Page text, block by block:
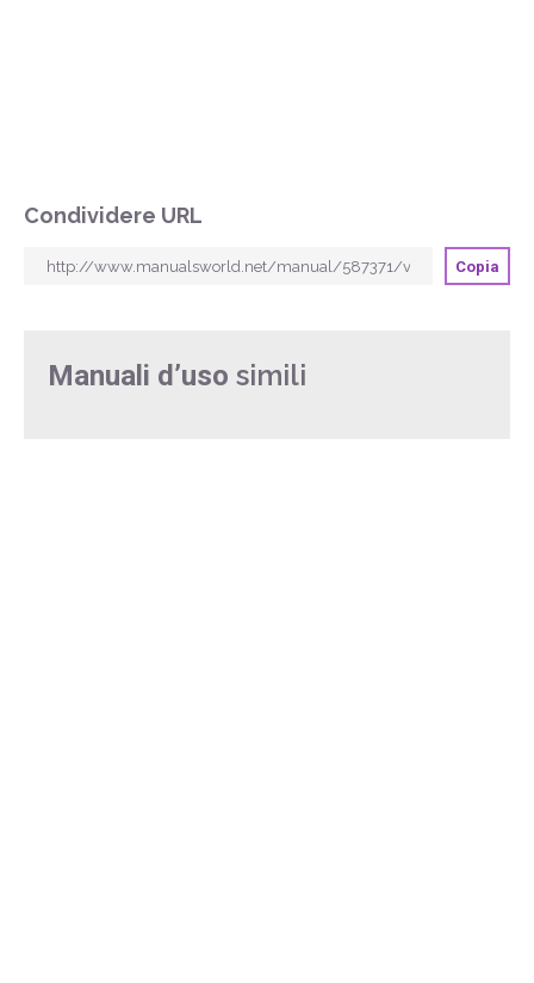
Condividere URL
Copia
Manuali d’uso simili